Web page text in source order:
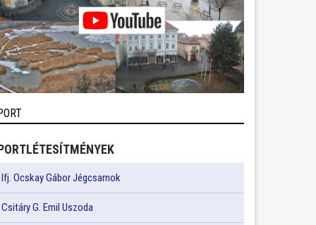
Ifj. Ocskay Gábor Jégcsarnok
Csitáry G. Emil Uszoda